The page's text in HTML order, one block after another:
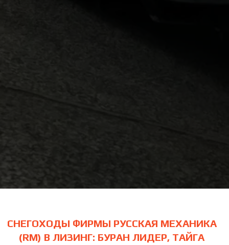
СНЕГОХОДЫ ФИРМЫ РУССКАЯ МЕХАНИКА
(RM) В ЛИЗИНГ: БУРАН ЛИДЕР, ТАЙГА